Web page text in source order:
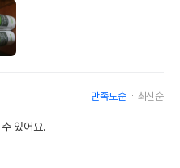
만족도순 최신순
있어요.